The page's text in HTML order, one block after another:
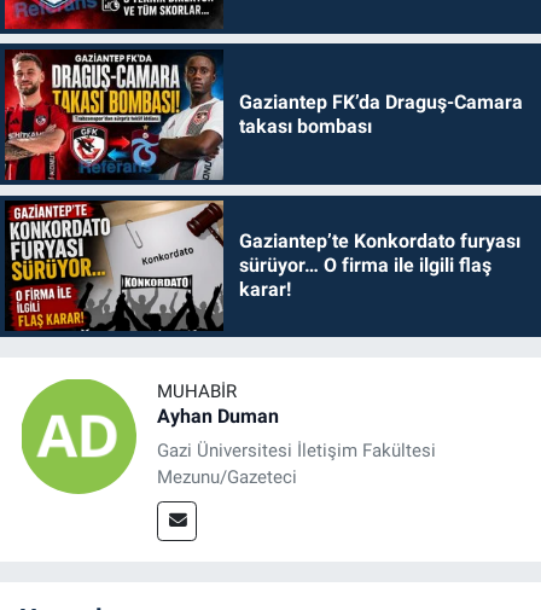
Gaziantep FK’da Draguş-Camara
takası bombası
Gaziantep’te Konkordato furyası
sürüyor… O firma ile ilgili flaş
karar!
MUHABIR
Ayhan Duman
Gazi Üniversitesi İletişim Fakültesi
Mezunu/Gazeteci